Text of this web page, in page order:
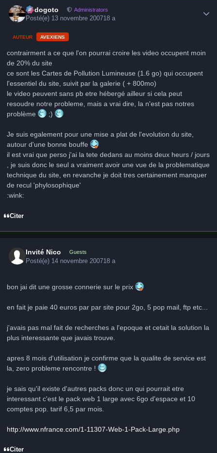
frédogoto Administrators
Posté(e) 13 novembre 200718 a
AUTEUR AVEXIENS
contrairment a ce que l'on pourrai croire les video occupent moin
de 20% du site
ce sont les Cartes de Pollution Lumineuse (1.6 go) qui occupent
l'essentiel du site, suivit par la galerie ( + 800mo)
le video peuvent sans pb etre hébergé ailleur si cela peut
resoudre notre probleme, mais a vrai dire, la n'est pas notres
problème
;)
Je suis egalement pour une mise a plat de l'evolution du site,
autour d'une bonne bouffe
il est vrai que perso j'ai la tete dedans au moins deux heurs / jours
, je suis donc le seul a vraiment avoir une vue de la problematique
technique du site, en revanche je doit tres certainement manquer
de recul 'phylosophique'
:wink:
Citer
Invité Nico Guests
Posté(e) 14 novembre 200718 a
bon jai dit une grosse connerie sur le prix
en fait je paie 40 euros par par site pour 2go, 5 pop mail, ftp etc...
j'avais pas mal fait de recherches a l'epoque et cetait la solution la
plus interessante que javais trouve.
apres 8 mois d'utilisation je confirme que la qualite de service est
la, zero probleme rencontre !
je sais qu'il existe d'autres packs donc un qui pourrait etre
interessant c'est le pack web 1 large avec 6go d'espace et 10
comptes pop. tarif 6,5 par mois.
http://www.nfrance.com/1-11307-Web-1-Pack-Large.php
Citer